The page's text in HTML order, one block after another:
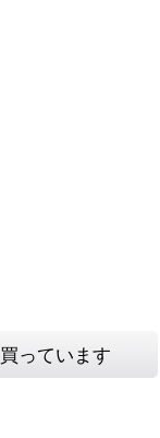
っています